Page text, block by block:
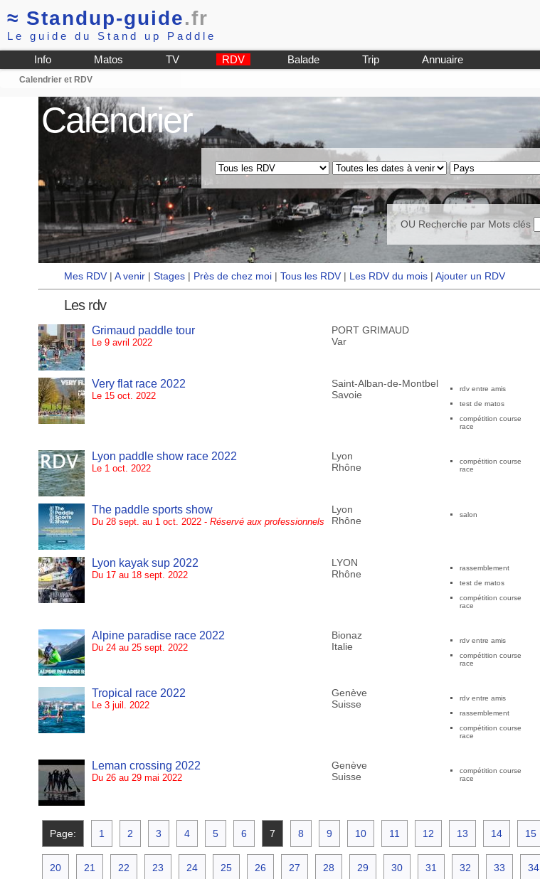
≈ Standup-guide.fr
Le guide du Stand up Paddle
Info Matos TV RDV Balade Trip Annuaire
Calendrier et RDV
Calendrier
OU Recherche par Mots clés
Mes RDV |A venir |Stages | Près de chez moi |Tous les RDV | Les RDV du mois |Ajouter un RDV
Les rdv
Grimaud paddle tour
Le 9 avril 2022
PORT GRIMAUD
Var
Very flat race 2022
Le 15 oct. 2022
Saint-Alban-de-Montbel
Savoie
rdv entre amis
test de matos
compétition course
race
Lyon paddle show race 2022
Le 1 oct. 2022
Lyon
Rhône
compétition course
race
The paddle sports show
Du 28 sept. au 1 oct. 2022 - Réservé aux professionnels
Lyon
Rhône
salon
Lyon kayak sup 2022
Du 17 au 18 sept. 2022
LYON
Rhône
rassemblement
test de matos
compétition course
race
Alpine paradise race 2022
Du 24 au 25 sept. 2022
Bionaz
Italie
rdv entre amis
compétition course
race
Tropical race 2022
Le 3 juil. 2022
Genève
Suisse
rdv entre amis
rassemblement
compétition course
race
Leman crossing 2022
Du 26 au 29 mai 2022
Genève
Suisse
compétition course
race
Page: 1 2 3 4 5 6 7 8 9 10 11 12 13 14 15
20 21 22 23 24 25 26 27 28 29 30 31 32 33 34